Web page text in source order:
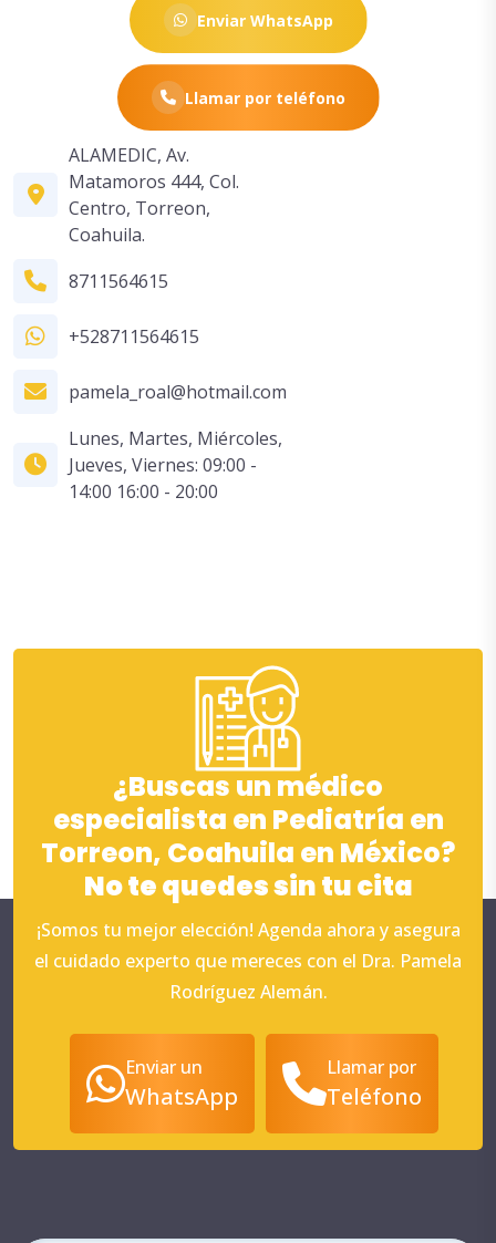
Enviar WhatsApp
Llamar por teléfono
ALAMEDIC, Av.
Matamoros 444, Col.
Centro, Torreon,
Coahuila.
8711564615
+528711564615
pamela_roal@hotmail.com
Lunes, Martes, Miércoles,
Jueves, Viernes: 09:00 -
14:00 16:00 - 20:00
¿Buscas un médico
especialista en Pediatría en
Torreon, Coahuila en México?
No te quedes sin tu cita
¡Somos tu mejor elección! Agenda ahora y asegura
el cuidado experto que mereces con el Dra. Pamela
Rodríguez Alemán.
Enviar un
WhatsApp
Llamar por
Teléfono